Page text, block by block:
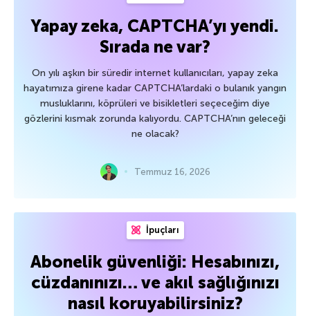
Yapay zeka, CAPTCHA’yı yendi.
Sırada ne var?
On yılı aşkın bir süredir internet kullanıcıları, yapay zeka
hayatımıza girene kadar CAPTCHA’lardaki o bulanık yangın
musluklarını, köprüleri ve bisikletleri seçeceğim diye
gözlerini kısmak zorunda kalıyordu. CAPTCHA’nın geleceği
ne olacak?
Temmuz 16, 2026
İpuçları
Abonelik güvenliği: Hesabınızı,
cüzdanınızı… ve akıl sağlığınızı
nasıl koruyabilirsiniz?